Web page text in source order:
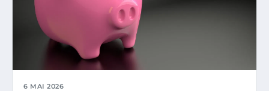
6 MAI 2026